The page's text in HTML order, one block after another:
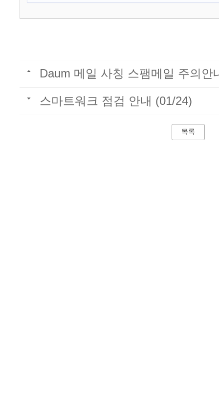
Daum 메일 사칭 스팸메일 주의안
스마트워크 점검 안내 (01/24)
목록